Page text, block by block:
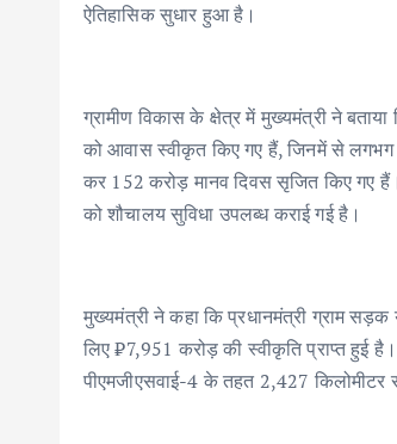
ऐतिहासिक सुधार हुआ है।
ग्रामीण विकास के क्षेत्र में मुख्यमंत्री ने
को आवास स्वीकृत किए गए हैं, जिनमें से
कर 152 करोड़ मानव दिवस सृजित किए गए
को शौचालय सुविधा उपलब्ध कराई गई है।
मुख्यमंत्री ने कहा कि प्रधानमंत्री ग्राम
लिए ₹7,951 करोड़ की स्वीकृति प्राप्त हुई
पीएमजीएसवाई-4 के तहत 2,427